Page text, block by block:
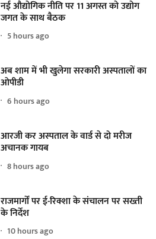
नई औद्योगिक नीति पर 11 अगस्त को उद्योग
जगत के साथ बैठक
5 hours ago
अब शाम में भी खुलेगा सरकारी अस्पतालों का
ओपीडी
6 hours ago
आरजी कर अस्पताल के वार्ड से दो मरीज
अचानक गायब
8 hours ago
राजमार्गों पर ई-रिक्शा के संचालन पर सख्ती
के निर्देश
10 hours ago